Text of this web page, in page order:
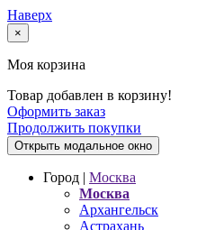
Наверх
×
Моя корзина
Товар добавлен в корзину!
Оформить заказ
Продолжить покупки
Открыть модальное окно
Город | Москва
Москва
Архангельск
Астрахань